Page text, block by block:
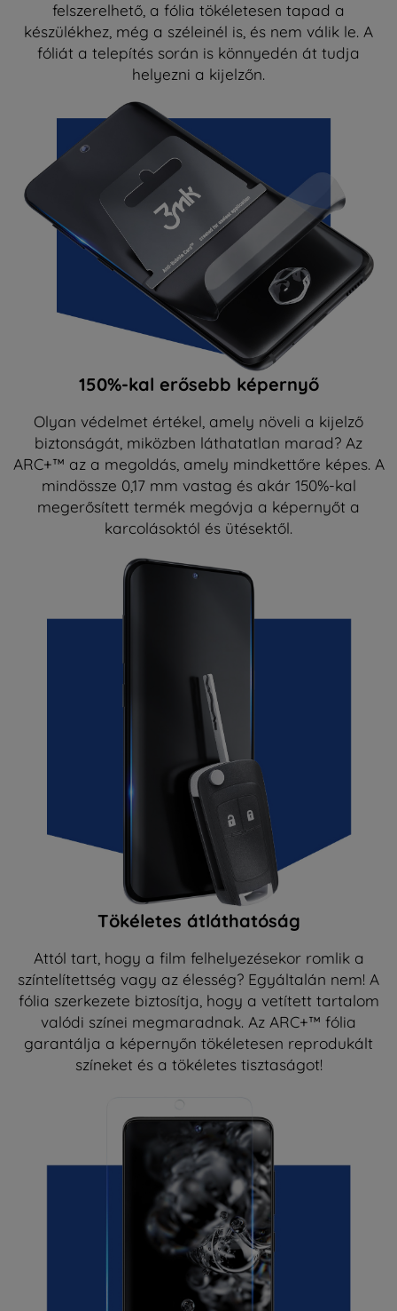
felszerelhető, a fólia tökéletesen tapad a
készülékhez, még a széleinél is, és nem válik le. A
fóliát a telepítés során is könnyedén át tudja
helyezni a kijelzőn.
150%-kal erősebb képernyő
Olyan védelmet értékel, amely növeli a kijelző
biztonságát, miközben láthatatlan marad? Az
ARC+™ az a megoldás, amely mindkettőre képes. A
mindössze 0,17 mm vastag és akár 150%-kal
megerősített termék megóvja a képernyőt a
karcolásoktól és ütésektől.
Tökéletes átláthatóság
Attól tart, hogy a film felhelyezésekor romlik a
színtelítettség vagy az élesség? Egyáltalán nem! A
fólia szerkezete biztosítja, hogy a vetített tartalom
valódi színei megmaradnak. Az ARC+™ fólia
garantálja a képernyőn tökéletesen reprodukált
színeket és a tökéletes tisztaságot!